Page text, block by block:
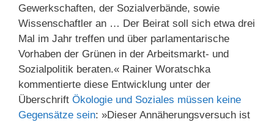
Gewerkschaften, der Sozialverbände, sowie
Wissenschaftler an … Der Beirat soll sich etwa drei
Mal im Jahr treffen und über parlamentarische
Vorhaben der Grünen in der Arbeitsmarkt- und
Sozialpolitik beraten.« Rainer Woratschka
kommentierte diese Entwicklung unter der
Überschrift Ökologie und Soziales müssen keine
Gegensätze sein: »Dieser Annäherungsversuch ist